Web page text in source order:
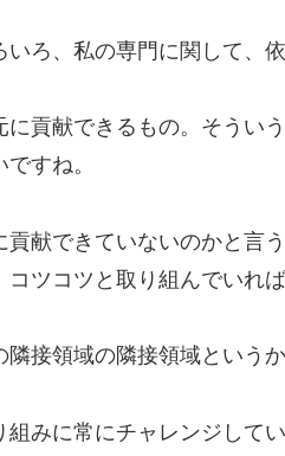
ろ、私の専門に関して、
貢献できるもの。そうい
すね。
貢献できていないのかと言
ツコツと取り組んでいれ
接領域の隣接領域というか
組みに常にチャレンジして